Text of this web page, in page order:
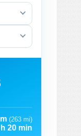
(263 mi)
20 min